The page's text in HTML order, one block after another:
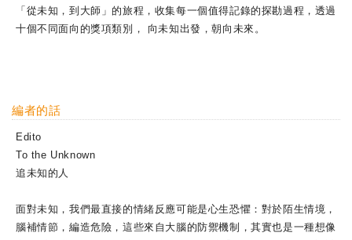
「從未知，到大師」的旅程，收集每一個值得記錄的探勘過程，透過
十個不同面向的獎項類別， 向未知出發，朝向未來。
編者的話
Edito
To the Unknown
追未知的人
面對未知，我們最直接的情緒反應可能是心生恐懼：對於陌生情境，
腦補情節，編造危險，這些來自大腦的防禦機制，其實也是一種想像